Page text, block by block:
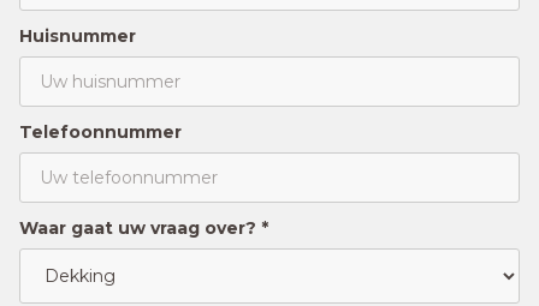
Huisnummer
Telefoonnummer
Waar gaat uw vraag over? *